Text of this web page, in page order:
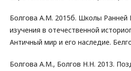
Болгова А.М. 2015б. Школы Ранней
изучения в отечественной
Античный мир и его наследие.
Болгова А.М., Болгов Н.Н. 2013.